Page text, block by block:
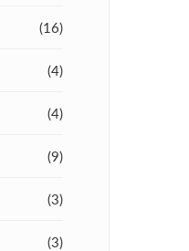
(16)
(4)
(4)
(9)
(3)
(3)